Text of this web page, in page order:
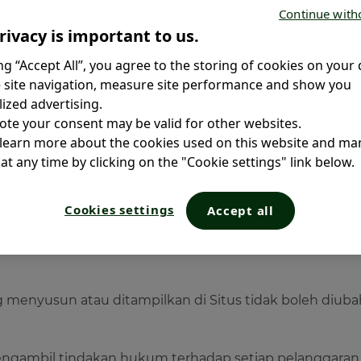
Tata letak dan setiap komponen, termasuk
oleh undang-undang saat ini tentang kekayaan
penggunaannya tunduk pada otorisasi.
direproduksi, diubah, diedit, diunduh,
atau sebagian, tanpa persetujuan tertulis
syarat pemenuhan hak kekayaan
yang diizinkan untuk penggunaan pribadi, pribadi,
resmi dari semua atau sebagian isi Situs: "Hak
atau ditampilkan di Situs tidak boleh
is important to us.
“Accept All”, you agree to the storing of cookies on your
site navigation, measure site performance and show you
advertising.
your consent may be valid for other websites.
more about the cookies used on this website and
any time by clicking on the "Cookie settings" link below.
Cookies settings Accept all
Continue